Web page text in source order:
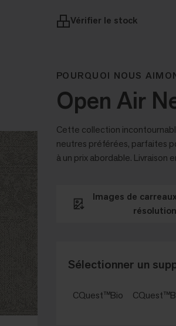
Vérifier le stock
POURQUOI NOUS
Open Air
Cette collection
neutres préférées, parfaites
à un prix abordable. Livraison
Sélectionner un
CQuest™Bio
Images de
résolution